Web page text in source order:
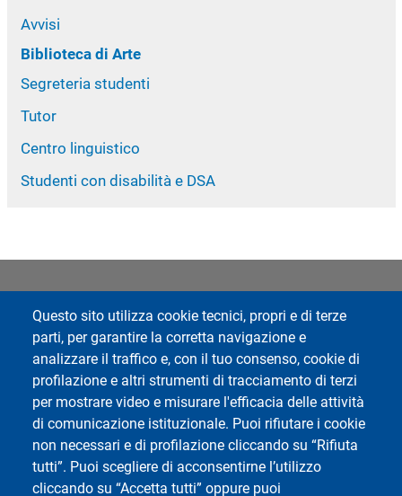
Questo sito utilizza cookie tecnici, propri e di terze
parti, per garantire la corretta navigazione e
analizzare il traffico e, con il tuo consenso, cookie di
profilazione e altri strumenti di tracciamento di terzi
per mostrare video e misurare l'efficacia delle attività
di comunicazione istituzionale. Puoi rifiutare i cookie
non necessari e di profilazione cliccando su “Rifiuta
tutti”. Puoi scegliere di acconsentirne l’utilizzo
cliccando su “Accetta tutti” oppure puoi
Avvisi
Biblioteca di Arte
Segreteria studenti
Tutor
Centro linguistico
Studenti con disabilità e DSA
Footer 1
Rubrica
Webmail
ESSE3 Studenti
Accessibilità
Mappa del sito
Footer 2
Dipartimento di Studi
Umanistici